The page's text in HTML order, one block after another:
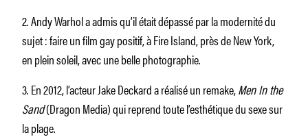
2. Andy Warhol a admis qu’il était dépassé par la modernité du
sujet : faire un film gay positif, à Fire Island, près de New York,
en plein soleil, avec une belle photographie.
3. En 2012, l’acteur Jake Deckard a réalisé un remake,Men In the
Sand(Dragon Media) qui reprend toute l’esthétique du sexe sur
la plage.